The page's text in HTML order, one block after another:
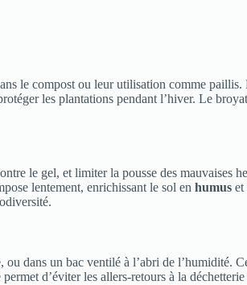
le compost ou leur utilisation comme paillis.
les plantations pendant l’hiver. Le
le gel, et limiter la pousse des mauvaises
lentement, enrichissant le sol en humus et
dans un bac ventilé à l’abri de l’humidité.
d’éviter les allers-retours à la